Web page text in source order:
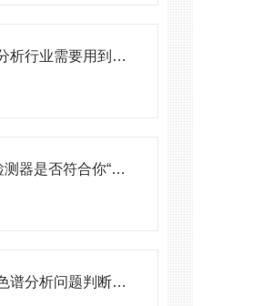
哪些气相色谱分析行业需要用到顶空进样器？
气相色谱FID检测器是否符合你“分析样品”的口味
共享几个气相色谱分析问题判断经验